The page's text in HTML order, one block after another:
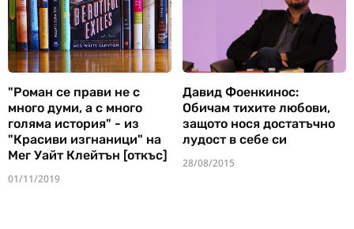
"Роман се прави не с
много думи, а с много
голяма история" - из
"Красиви изгнаници" на
Мег Уайт Клейтън [откъс]
01/11/2019
Давид Фоенкинос:
Обичам тихите любови,
защото нося достатъчно
лудост в себе си
28/08/2015